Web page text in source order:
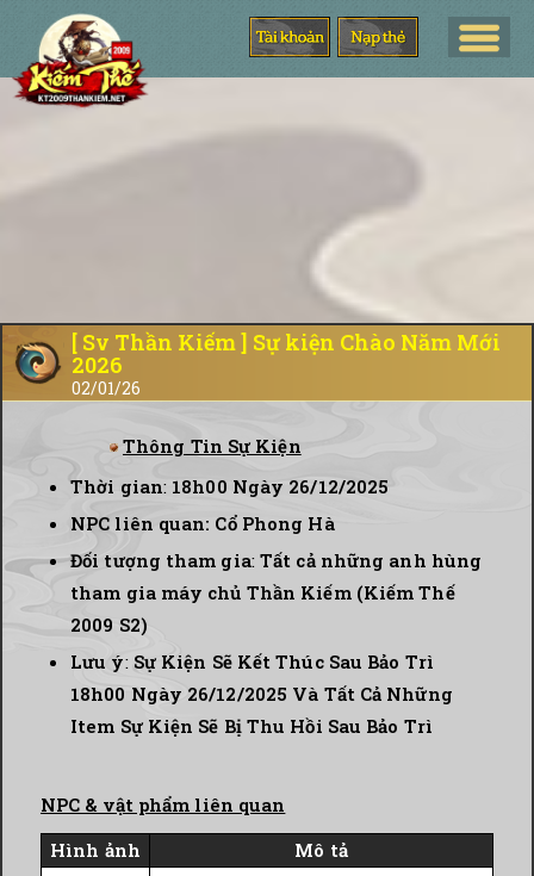
[ Sv Thần Kiếm ] Sự kiện Chào Năm Mới
2026
02/01/26
Thông Tin Sự Kiện
Thời gian: 18h00 Ngày 26/12/2025
NPC liên quan: Cổ Phong Hà
Đối tượng tham gia:Tất cả những anh hùng
tham gia máy chủ Thần Kiếm (Kiếm Thế
2009 S2)
Lưu ý: Sự Kiện Sẽ Kết Thúc Sau Bảo Trì
18h00 Ngày 26/12/2025 Và Tất Cả Những
Item Sự Kiện Sẽ Bị Thu Hồi Sau Bảo Trì
NPC & vật phẩm liên quan
Hình ảnh
Mô tả